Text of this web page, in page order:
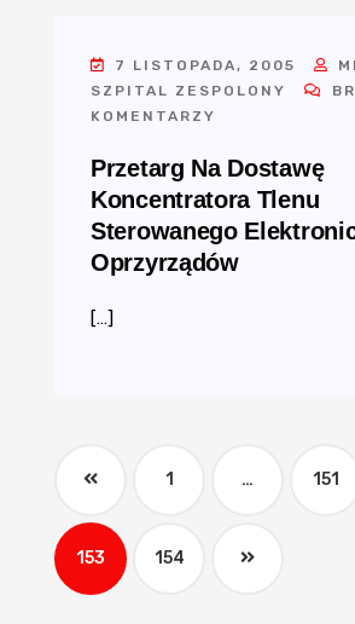
7 LISTOPADA, 2005
SZPITAL ZESPOLONY
KOMENTARZY
Przetarg Na Dostawę
Koncentratora Tlenu
Sterowanego
Oprzyrządów
[…]
1 … 151
153 154